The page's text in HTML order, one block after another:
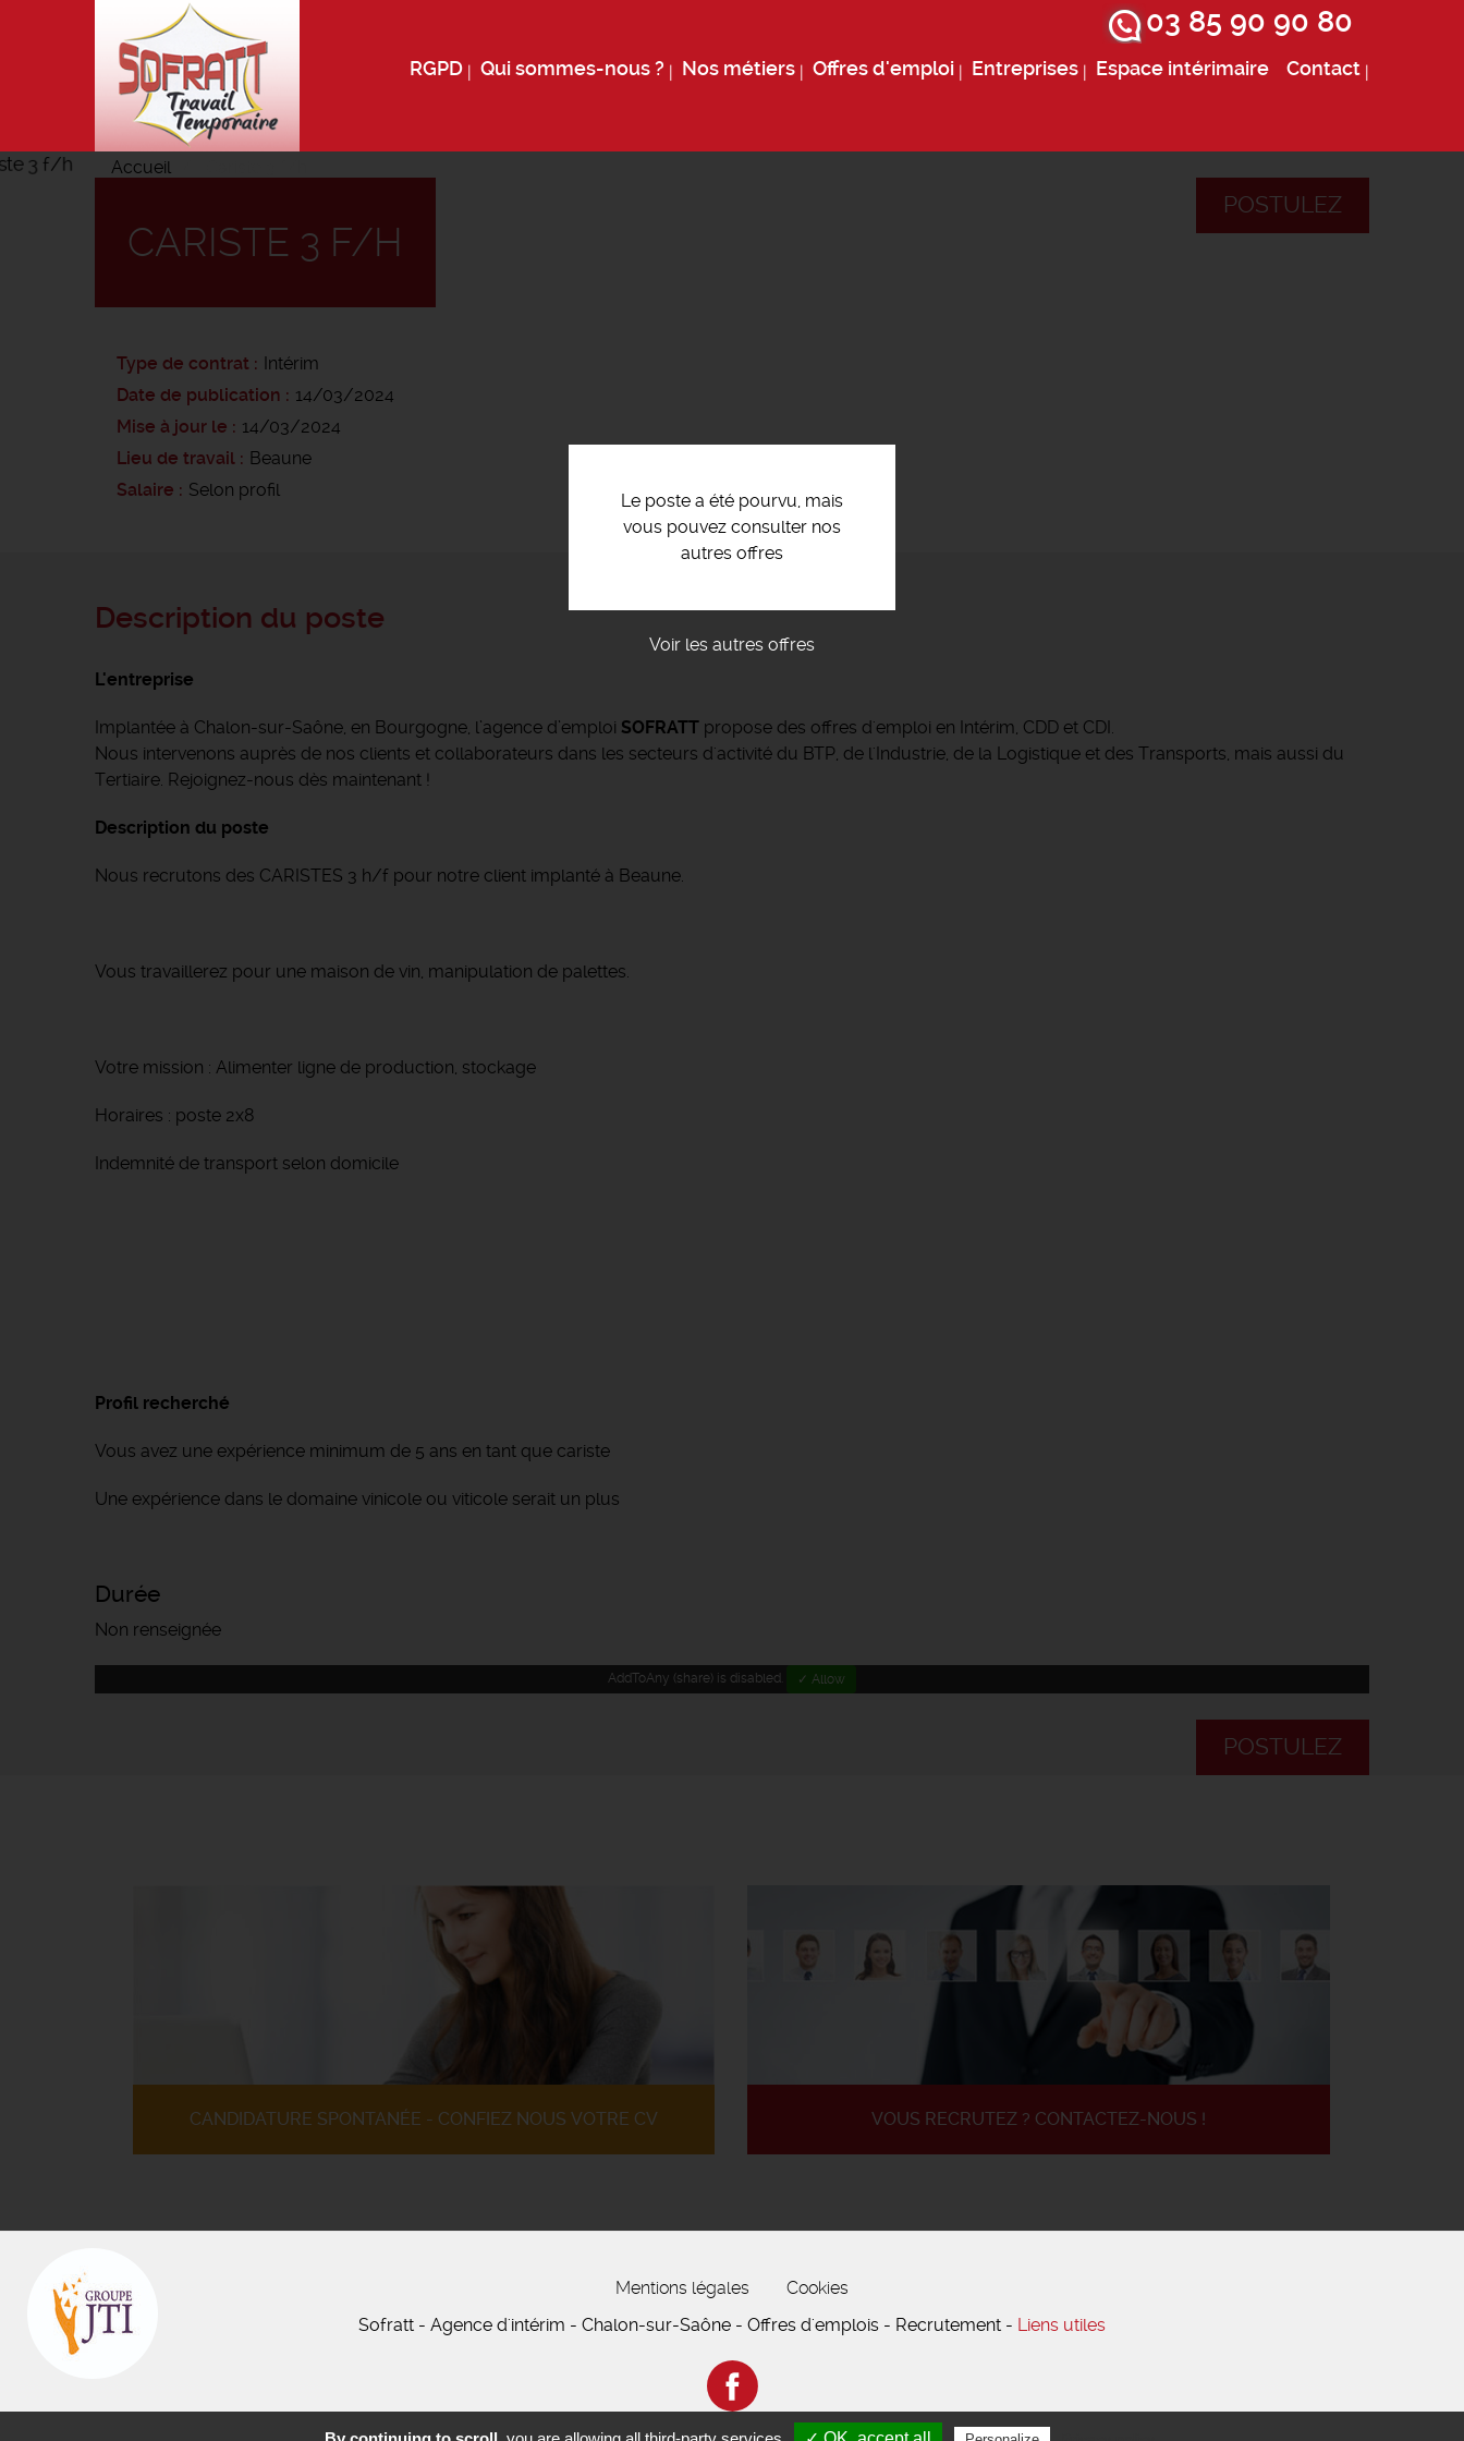
03 85 90 90 80
RGPD Qui sommes-nous ? Nos métiers Offres d'emploi Entreprises Espace intérimaire Contact
Accueil
Le poste a été pourvu, mais
vous pouvez consulter nos
autres offres
Voir les autres offres
POSTULEZ
CARISTE 3 F/H
Type de contrat
Intérim
Date de publication
14/03/2024
Mise à jour le
14/03/2024
Lieu de travail
Beaune
Salaire
Selon profil
Description du poste
L'entreprise
Implantée à Chalon-sur-Saône, en Bourgogne, l’agence d’emploi SOFRATT propose des offres d'emploi en Intérim, CDD et CDI.
Nous intervenons auprès de nos clients et collaborateurs dans les secteurs d'activité du BTP, de l'Industrie, de la Logistique et des Transports, mais aussi du
Tertiaire. Rejoignez-nous dès maintenant !
Description du poste
Nous recrutons des CARISTES 3 h/f pour notre client implanté à Beaune.
Vous travaillerez pour une maison de vin, manipulation de palettes.
Votre mission : Alimenter ligne de production, stockage
Horaires : poste 2x8
Indemnité de transport selon domicile
Profil recherché
Vous avez une expérience minimum de 5 ans en tant que cariste
Une expérience dans le domaine vinicole ou viticole serait un plus
Durée
Non renseignée
AddToAny (share) is disabled. ✓ Allow
POSTULEZ
CANDIDATURE SPONTANÉE - CONFIEZ NOUS VOTRE CV VOUS RECRUTEZ ? CONTACTEZ-NOUS !
Mentions légales
Cookies
Sofratt - Agence d'intérim - Chalon-sur-Saône - Offres d'emplois - Recrutement - Liens utiles